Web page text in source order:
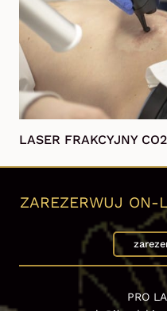
LASER FRAKCYJNY CO2
ZAREZERWUJ ON-
PRO